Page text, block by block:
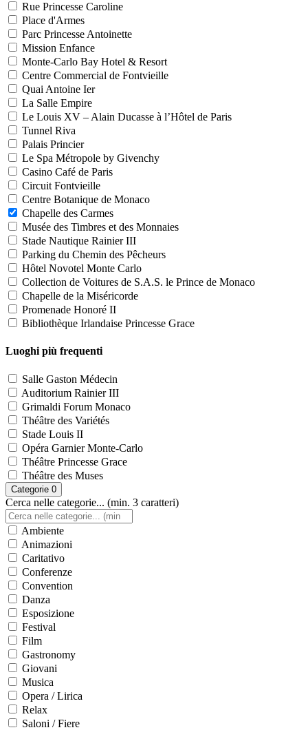
Rue Princesse Caroline
Place d'Armes
Parc Princesse Antoinette
Mission Enfance
Monte-Carlo Bay Hotel & Resort
Centre Commercial de Fontvieille
Quai Antoine Ier
La Salle Empire
Le Louis XV – Alain Ducasse à l’Hôtel de Paris
Tunnel Riva
Palais Princier
Le Spa Métropole by Givenchy
Casino Café de Paris
Circuit Fontvieille
Centre Botanique de Monaco
Chapelle des Carmes
Musée des Timbres et des Monnaies
Stade Nautique Rainier III
Parking du Chemin des Pêcheurs
Hôtel Novotel Monte Carlo
Collection de Voitures de S.A.S. le Prince de Monaco
Chapelle de la Miséricorde
Promenade Honoré II
Bibliothèque Irlandaise Princesse Grace
Luoghi più frequenti
Salle Gaston Médecin
Auditorium Rainier III
Grimaldi Forum Monaco
Théâtre des Variétés
Stade Louis II
Opéra Garnier Monte-Carlo
Théâtre Princesse Grace
Théâtre des Muses
Categorie 0
Cerca nelle categorie... (min. 3 caratteri)
Ambiente
Animazioni
Caritativo
Conferenze
Convention
Danza
Esposizione
Festival
Film
Gastronomy
Giovani
Musica
Opera / Lirica
Relax
Saloni / Fiere